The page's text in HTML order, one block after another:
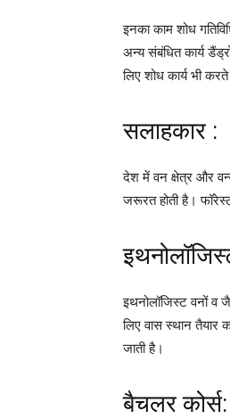
इनका काम शोध
अन्य संबंधित कार्य
लिए शोध कार्य भी
सलाहकार :
देश में वन क्षेत्र और
जरूरत होती है।
इथनोलॉजिस्ट वनों व
लिए वास स्थान तैयार
जाती है।
बैचलर कोर्स: